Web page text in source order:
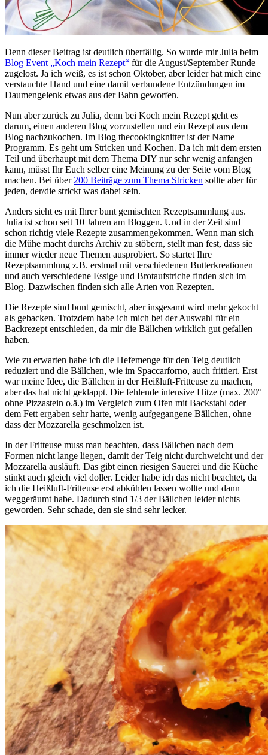
Denn dieser Beitrag ist deutlich überfällig. So wurde mir Julia beim
Blog Event „Koch mein Rezept“ für die August/September Runde
zugelost. Ja ich weiß, es ist schon Oktober, aber leider hat mich eine
verstauchte Hand und eine damit verbundene Entzündungen im
Daumengelenk etwas aus der Bahn geworfen.
Nun aber zurück zu Julia, denn bei Koch mein Rezept geht es
darum, einen anderen Blog vorzustellen und ein Rezept aus dem
Blog nachzukochen. Im Blog thecookingknitter ist der Name
Programm. Es geht um Stricken und Kochen. Da ich mit dem ersten
Teil und überhaupt mit dem Thema DIY nur sehr wenig anfangen
kann, müsst Ihr Euch selber eine Meinung zu der Seite vom Blog
machen. Bei über 200 Beiträge zum Thema Stricken sollte aber für
jeden, der/die strickt was dabei sein.
Anders sieht es mit Ihrer bunt gemischten Rezeptsammlung aus.
Julia ist schon seit 10 Jahren am Bloggen. Und in der Zeit sind
schon richtig viele Rezepte zusammengekommen. Wenn man sich
die Mühe macht durchs Archiv zu stöbern, stellt man fest, dass sie
immer wieder neue Themen ausprobiert. So startet Ihre
Rezeptsammlung z.B. erstmal mit verschiedenen Butterkreationen
und auch verschiedene Essige und Brotaufstriche finden sich im
Blog. Dazwischen finden sich alle Arten von Rezepten.
Die Rezepte sind bunt gemischt, aber insgesamt wird mehr gekocht
als gebacken. Trotzdem habe ich mich bei der Auswahl für ein
Backrezept entschieden, da mir die Bällchen wirklich gut gefallen
haben.
Wie zu erwarten habe ich die Hefemenge für den Teig deutlich
reduziert und die Bällchen, wie im Spaccarforno, auch frittiert. Erst
war meine Idee, die Bällchen in der Heißluft-Fritteuse zu machen,
aber das hat nicht geklappt. Die fehlende intensive Hitze (max. 200°
ohne Pizzastein o.ä.) im Vergleich zum Ofen mit Backstahl oder
dem Fett ergaben sehr harte, wenig aufgegangene Bällchen, ohne
dass der Mozzarella geschmolzen ist.
In der Fritteuse muss man beachten, dass Bällchen nach dem
Formen nicht lange liegen, damit der Teig nicht durchweicht und der
Mozzarella ausläuft. Das gibt einen riesigen Sauerei und die Küche
stinkt auch gleich viel doller. Leider habe ich das nicht beachtet, da
ich die Heißluft-Fritteuse erst abkühlen lassen wollte und dann
weggeräumt habe. Dadurch sind 1/3 der Bällchen leider nichts
geworden. Sehr schade, den sie sind sehr lecker.